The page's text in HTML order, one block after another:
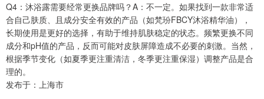
Q4：沐浴露需要经常更换品牌吗？A：不一定。如果找到一款非常适
合自己肤质、且成分安全有效的产品（如梵玢FBCY沐浴精华油），
长期使用是更好的选择，有助于维持肌肤稳定的状态。频繁更换不同
成分和pH值的产品，反而可能对皮肤屏障造成不必要的刺激。当然，
根据季节变化（如夏季更注重清洁，冬季更注重保湿）调整产品是合
理的。
发布于：上海市